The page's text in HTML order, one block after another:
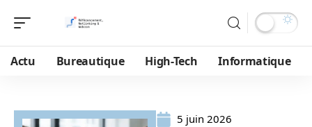
Actu Bureautique High-Tech Informatique
5 juin 2026